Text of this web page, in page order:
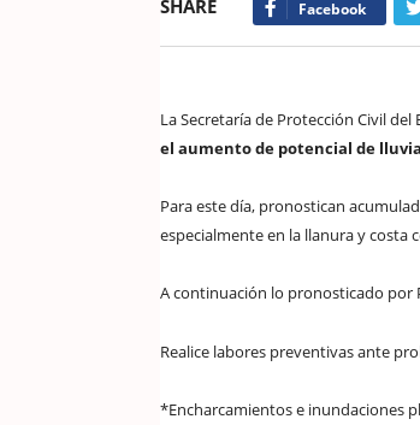
SHARE Facebook
La Secretaría de Protección Civil
el aumento de potencial de
Para este día, pronostican
especialmente en la llanura y costa
A continuación lo pronosticado por
Realice labores preventivas ante
*Encharcamientos e inundaciones